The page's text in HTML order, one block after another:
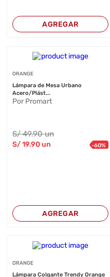
AGREGAR
ORANGE
Lámpara de Mesa Urbano
Acero/Plást...
Por Promart
S/49.90 un
S/19.90 un -60%
AGREGAR
ORANGE
Lámpara Colgante Trendy Orange